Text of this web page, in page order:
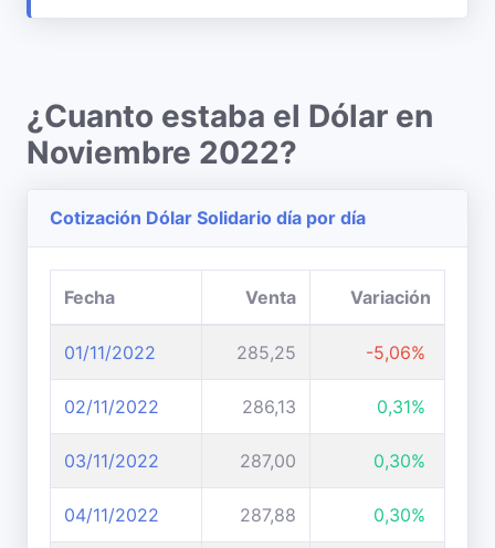
¿Cuanto estaba el Dólar en
Noviembre 2022?
Cotización Dólar Solidario día por día
Fecha Venta Variación
01/11/2022 285,25 -5,06%
02/11/2022 286,13 0,31%
03/11/2022 287,00 0,30%
04/11/2022 287,88 0,30%